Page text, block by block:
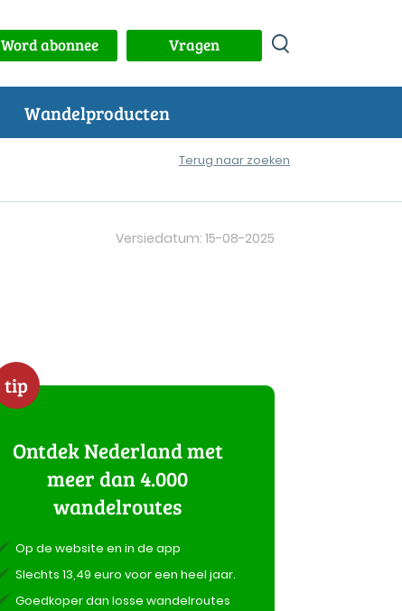
Word abonnee Vragen
Wandelproducten
Terug naar zoeken
Versiedatum: 15-08-2025
tip
Ontdek Nederland met
meer dan 4.000
wandelroutes
Op de website en in de app
Slechts 13,49 euro voor een heel jaar.
Goedkoper dan losse wandelroutes